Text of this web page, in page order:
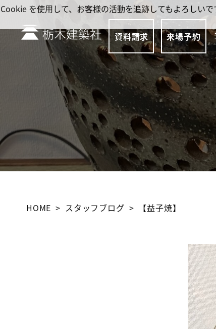
資料請求 来場予約
HOME スタッフブログ 【益子焼】
Cookie を使用して、お客様の活動を追跡してもよろしい